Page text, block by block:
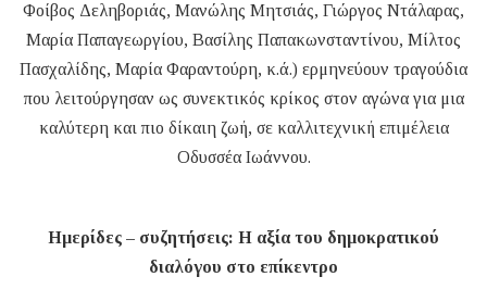
Φοίβος Δεληβοριάς, Μανώλης Μητσιάς, Γιώργος Ντάλαρας,
Μαρία Παπαγεωργίου, Βασίλης Παπακωνσταντίνου, Μίλτος
Πασχαλίδης, Μαρία Φαραντούρη, κ.ά.) ερμηνεύουν τραγούδια
που λειτούργησαν ως συνεκτικός κρίκος στον αγώνα για μια
καλύτερη και πιο δίκαιη ζωή, σε καλλιτεχνική επιμέλεια
Οδυσσέα Ιωάννου.
Ημερίδες – συζητήσεις: Η αξία του δημοκρατικού
διαλόγου στο επίκεντρο